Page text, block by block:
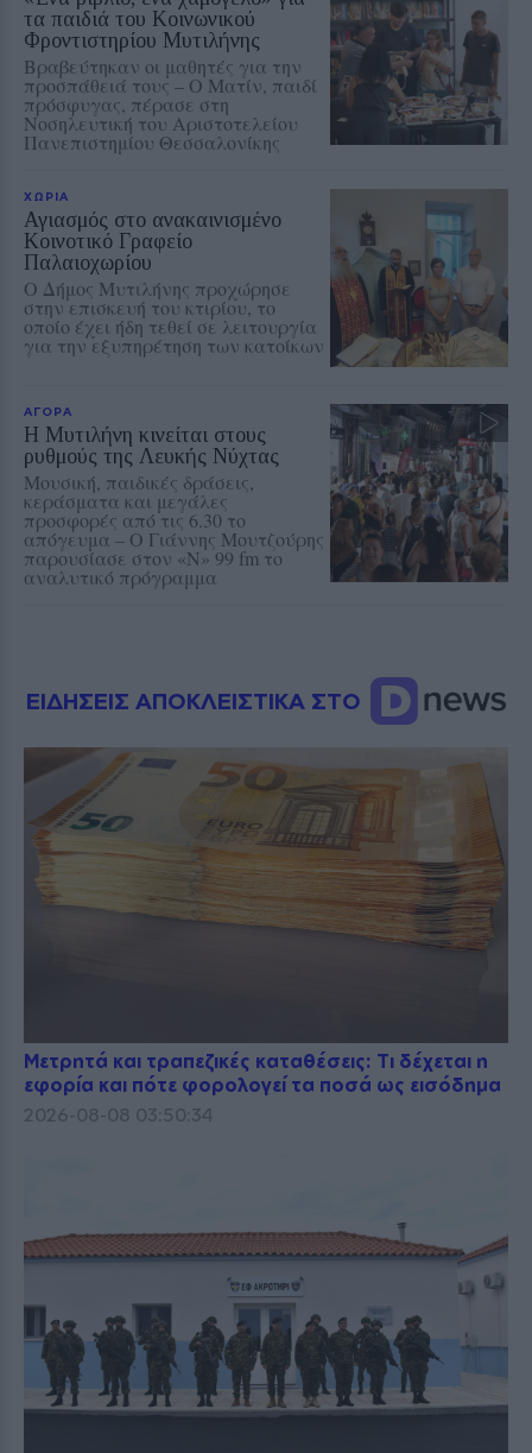
τα παιδιά του Κοινωνικού
Φροντιστηρίου Μυτιλήνης
Βραβεύτηκαν οι μαθητές για την
προσπάθειά τους – Ο Ματίν, παιδί
πρόσφυγας, πέρασε στη
Νοσηλευτική του Αριστοτελείου
Πανεπιστημίου Θεσσαλονίκης
ΧΩΡΙΑ
Αγιασμός στο ανακαινισμένο
Κοινοτικό Γραφείο
Παλαιοχωρίου
Ο Δήμος Μυτιλήνης προχώρησε
στην επισκευή του κτιρίου, το
οποίο έχει ήδη τεθεί σε λειτουργία
για την εξυπηρέτηση των κατοίκων
ΑΓΟΡΑ
Η Μυτιλήνη κινείται στους
ρυθμούς της Λευκής Νύχτας
Μουσική, παιδικές δράσεις,
κεράσματα και μεγάλες
προσφορές από τις 6.30 το
απόγευμα – Ο Γιάννης Μουτζούρης
παρουσίασε στον «Ν» 99 fm το
αναλυτικό πρόγραμμα
ΕΙΔΗΣΕΙΣ ΑΠΟΚΛΕΙΣΤΙΚΑ ΣΤΟ
Μετρητά και τραπεζικές καταθέσεις: Τι δέχεται η
εφορία και πότε φορολογεί τα ποσά ως εισόδημα
2026-08-08 03:50:34